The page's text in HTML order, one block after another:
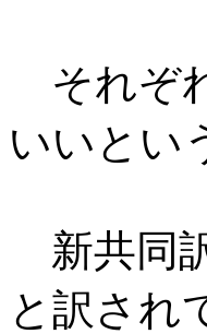
それぞ
いいとい
新共同
と訳され